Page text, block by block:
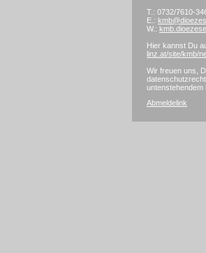
T.: 0732/7610-
E.:
W.:
Hier kannst Du
linz.at/site/kmb/
Wir freuen uns,
untenstehendem
Abmeldelink